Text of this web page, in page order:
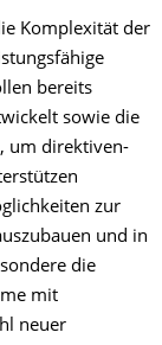
Komplexität der
bereits
sowie die
um direktiven-
zur
und in
die
mit
neuer